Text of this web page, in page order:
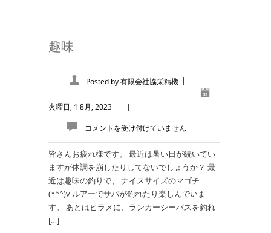
趣味
Posted by有限会社協栄精機 |
火曜日, 1 8月, 2023 |
コメントを受け付けていません
皆さんお疲れ様です。 最近は暑い日が続いてい
ますが体調を崩したりしてないでしょうか？ 最
近は趣味の釣りで、 ナイスサイズのマゴチ
(*^^)v ルアーでサバが釣れたり楽しんでいま
す。 あとはヒラメに、ランカーシーバスを釣れ
[…]